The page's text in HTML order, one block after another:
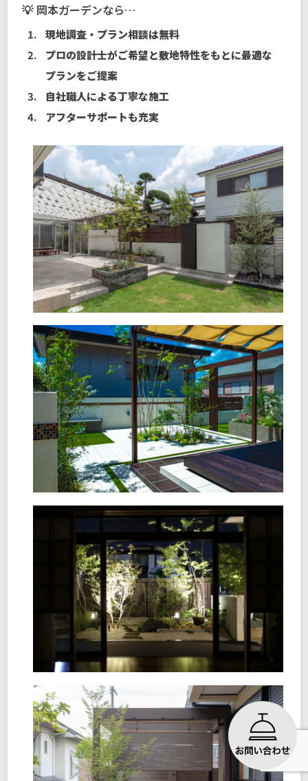
岡本ガーデンなら…
現地調査・プラン相談は無料
プロの設計士がご希望と敷地特性をもとに最適な
プランをご提案
自社職人による丁寧な施工
アフターサポートも充実